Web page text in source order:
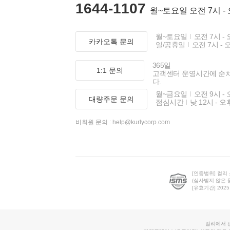
1644-1107 월~토요일 오전 7시 -
카카오톡 문의
월~토요일
오전 7시 -
일/공휴일
오전 7시 -
1:1 문의
365일
고객센터 운영시간에 순
다.
대량주문 문의
월~금요일
오전 9시 -
점심시간
낮 12시 - 오
비회원 문의 : help@kurlycorp.com
[인증범위] 컬리
(심사받지 않은
[유효기간]
컬리에서